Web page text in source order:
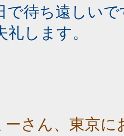
で待ち遠しいで
します。
ーさん、東京